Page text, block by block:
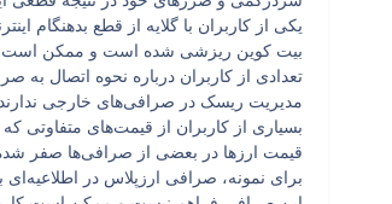
بیت کوین ریزشی شده است و ممکن است گپ ۸۸ هزار دلار را
تعدادی از کاربران درباره نحوه اتصال به
مدیریت ریسک در صرافی‌های خارجی
بسیاری از کاربران از قیمت‌های
قیمت ارزها در بعضی از صرافی‌ها صفر
برای نمونه، صرافی ارزپلاس در